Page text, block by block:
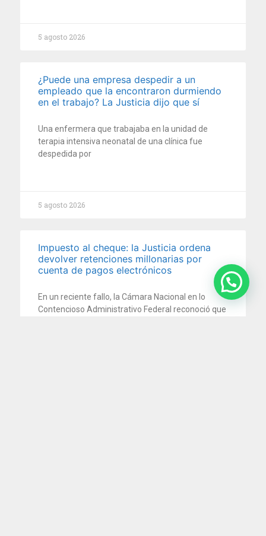
5 agosto 2026
¿Puede una empresa despedir a un
empleado que la encontraron durmiendo
en el trabajo? La Justicia dijo que sí
Una enfermera que trabajaba en la unidad de
terapia intensiva neonatal de una clínica fue
despedida por
5 agosto 2026
Impuesto al cheque: la Justicia ordena
devolver retenciones millonarias por
cuenta de pagos electrónicos
En un reciente fallo, la Cámara Nacional en lo
Contencioso Administrativo Federal reconoció que